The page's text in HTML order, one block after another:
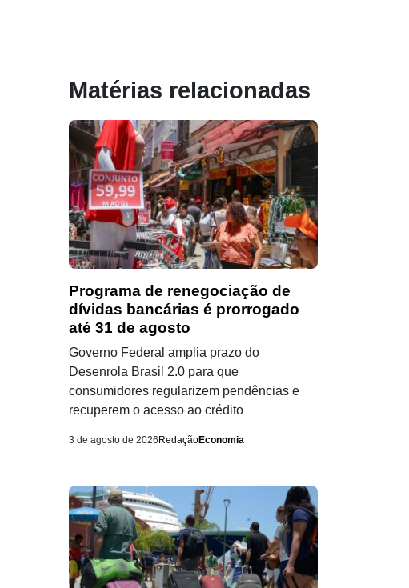
Matérias relacionadas
Programa de renegociação de
dívidas bancárias é prorrogado
até 31 de agosto
Governo Federal amplia prazo do
Desenrola Brasil 2.0 para que
consumidores regularizem pendências e
recuperem o acesso ao crédito
3 de agosto de 2026 RedaçãoEconomia